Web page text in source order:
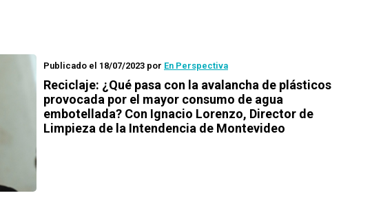
Publicado el 18/07/2023 por En Perspectiva
Reciclaje: ¿Qué pasa con la avalancha de plásticos
provocada por el mayor consumo de agua
embotellada? Con Ignacio Lorenzo, Director de
Limpieza de la Intendencia de Montevideo